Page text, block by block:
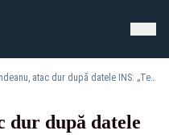
Sorin Grindeanu, atac dur după datele INS: „Te culci sănătos și te trezești mort”
dur după datele